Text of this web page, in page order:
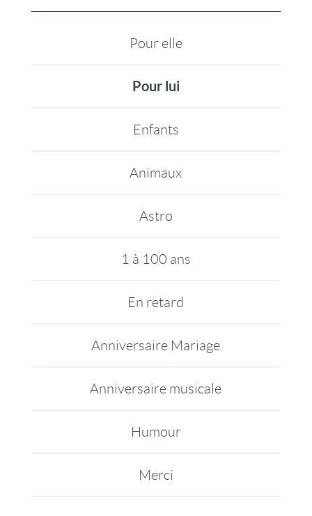
Pour elle
Pour lui
Enfants
Animaux
Astro
1 à 100 ans
En retard
Anniversaire Mariage
Anniversaire musicale
Humour
Merci